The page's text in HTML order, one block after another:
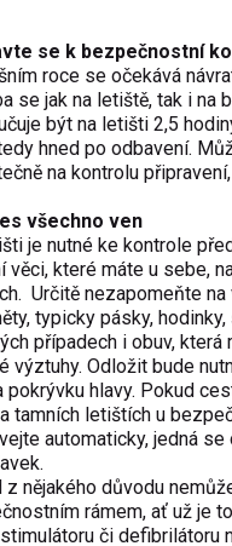
se k bezpečnostní
roce se očekává
se jak na letiště, tak i na
být na letišti 2,5
hned po odbavení.
na kontrolu
všechno ven
je nutné ke kontrole
věci, které máte u sebe,
Určitě nezapomeňte
typicky pásky,
případech i obuv,
výztuhy. Odložit bude
pokrývku hlavy. Pokud
tamních letištích u
automaticky, jedná
z nějakého důvodu
rámem, ať už je
či defibrilátoru